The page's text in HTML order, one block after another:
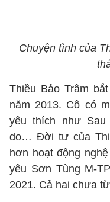
Chuyện tình của
Thiều Bảo Trâm
năm 2013. Cô có
yêu thích như
do… Đời tư của
hơn hoạt động
yêu Sơn Tùng M-
2021. Cả hai chưa